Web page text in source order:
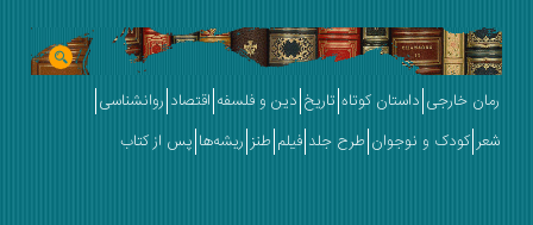
خارجی داستان کوتاه تاریخ دین و فلسفه اقتصاد روانشناسی
کودک و نوجوان طرح جلد فیلم طنز ریشه‌ها پس از کتاب